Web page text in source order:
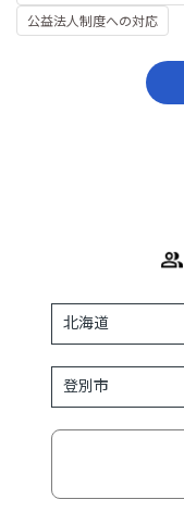
公益法人制度への対応